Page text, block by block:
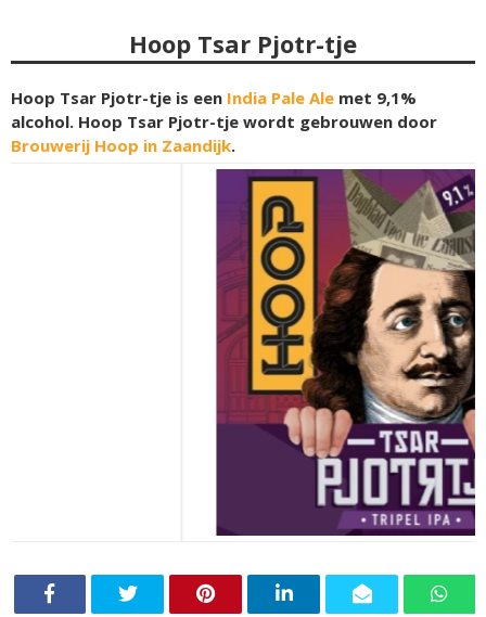
Hoop Tsar Pjotr-tje
Hoop Tsar Pjotr-tje is een India Pale Ale met 9,1%
alcohol. Hoop Tsar Pjotr-tje wordt gebrouwen door
Brouwerij Hoop in Zaandijk.